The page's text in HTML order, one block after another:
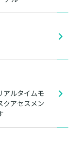
アルタイムモ
クアセスメン